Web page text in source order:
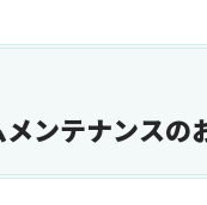
ンテナンスの